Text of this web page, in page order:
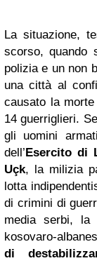
La situazione,
scorso, quando
polizia e un non
una città al
causato la
14 guerriglieri.
gli uomini
dell’Esercito di
Uçk, la milizia
lotta
di crimini di
media serbi, la
kosovaro-
di